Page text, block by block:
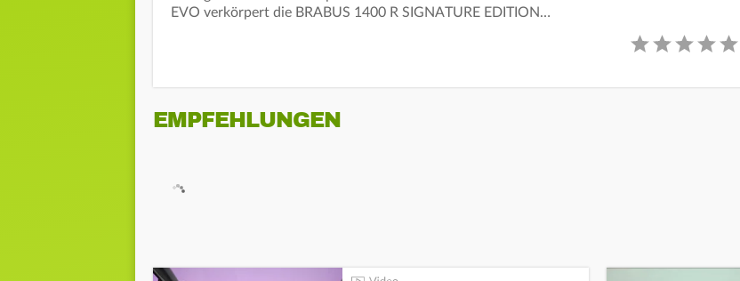
EVO verkörpert die BRABUS 1400 R SIGNATURE EDITION…
EMPFEHLUNGEN